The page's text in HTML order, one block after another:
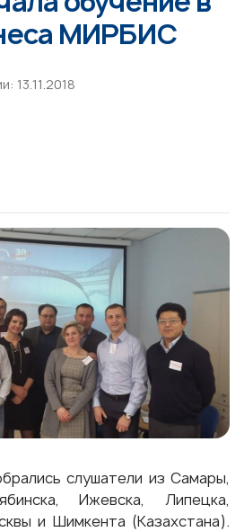
МИРБИС
13.11.2018
слушатели из Самары,
Ижевска, Липецка,
и Шимкента (Казахстана).